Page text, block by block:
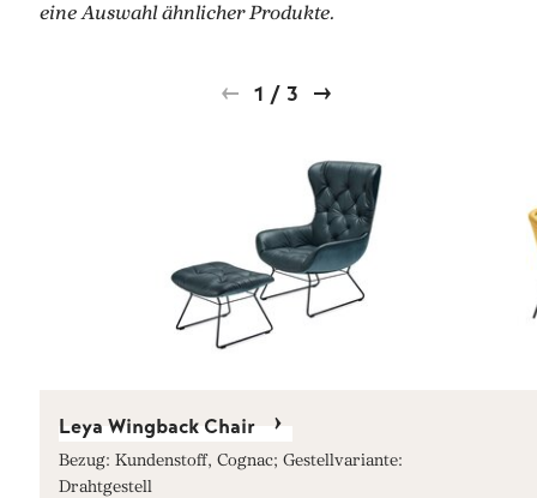
eine Auswahl ähnlicher Produkte.
1 / 3
Leya Wingback Chair
Bezug: Kundenstoff, Cognac; Gestellvariante:
Drahtgestell